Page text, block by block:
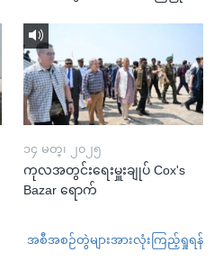
၁၄ မတ္၊ ၂၀၂၅
ကုလအတွင်းရေးမှူးချုပ် Cox's
Bazar ရောက်
အစီအစဉ်တွဲများအားလုံးကြည့်ရှုရန်